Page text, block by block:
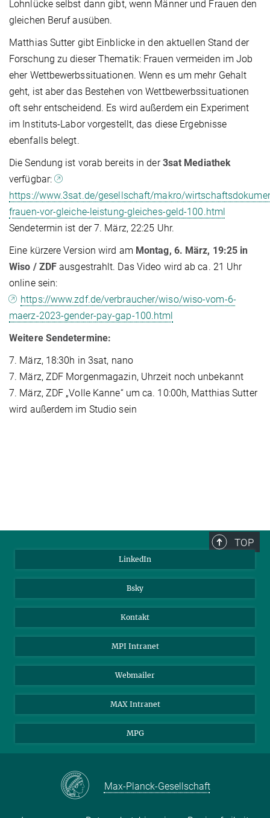
Lohnlücke selbst dann gibt, wenn Männer und Frauen den
gleichen Beruf ausüben.
Matthias Sutter gibt Einblicke in den aktuellen Stand der
Forschung zu dieser Thematik: Frauen vermeiden im Job
eher Wettbewerbssituationen. Wenn es um mehr Gehalt
geht, ist aber das Bestehen von Wettbewerbssituationen
oft sehr entscheidend. Es wird außerdem ein Experiment
im Instituts-Labor vorgestellt, das diese Ergebnisse
ebenfalls belegt.
Die Sendung ist vorab bereits in der3sat Mediathek
verfügbar:
https://www.3sat.de/gesellschaft/makro/
frauen-vor-gleiche-leistung-gleiches-geld-100.html
Sendetermin ist der 7. März, 22:25 Uhr.
Eine kürzere Version wird am Montag, 6. März, 19:25 in
Wiso / ZDF ausgestrahlt. Das Video wird ab ca. 21 Uhr
online sein:
https://www.zdf.de/verbraucher/wiso/wiso-vom-6-
maerz-2023-gender-pay-gap-100.html
Weitere Sendetermine:
7. März, 18:30h in 3sat, nano
7. März, ZDF Morgenmagazin, Uhrzeit noch unbekannt
7. März, ZDF „Volle Kanne“ um ca. 10:00h, Matthias Sutter
wird außerdem im Studio sein
TOP
LinkedIn
Bsky
Kontakt
MPI Intranet
Webmailer
MAX Intranet
MPG
Max-Planck-Gesellschaft